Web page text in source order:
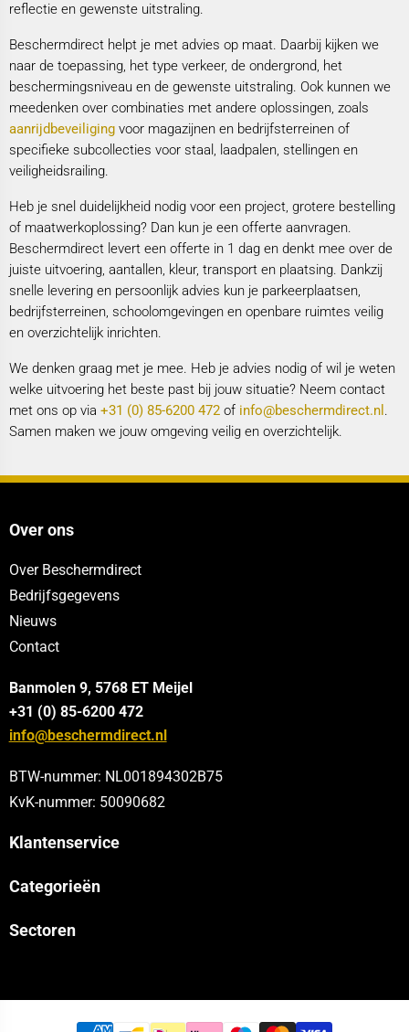
reflectie en gewenste uitstraling.
Beschermdirect helpt je met advies op maat. Daarbij kijken we
naar de toepassing, het type verkeer, de ondergrond, het
beschermingsniveau en de gewenste uitstraling. Ook kunnen we
meedenken over combinaties met andere oplossingen, zoals
aanrijdbeveiligingvoor magazijnen en bedrijfsterreinen of
specifieke subcollecties voor staal, laadpalen, stellingen en
veiligheidsrailing.
Heb je snel duidelijkheid nodig voor een project, grotere bestelling
of maatwerkoplossing? Dan kun je een offerte aanvragen.
Beschermdirect levert een offerte in 1 dag en denkt mee over de
juiste uitvoering, aantallen, kleur, transport en plaatsing. Dankzij
snelle levering en persoonlijk advies kun je parkeerplaatsen,
bedrijfsterreinen, schoolomgevingen en openbare ruimtes veilig
en overzichtelijk inrichten.
We denken graag met je mee. Heb je advies nodig of wil je weten
welke uitvoering het beste past bij jouw situatie? Neem contact
met ons op via +31 (0) 85-6200 472of info@beschermdirect.nl .
Samen maken we jouw omgeving veilig en overzichtelijk.
Over ons
Over Beschermdirect
Bedrijfsgegevens
Nieuws
Contact
Banmolen 9, 5768 ET Meijel
+31 (0) 85-6200 472
info@beschermdirect.nl
BTW-nummer: NL001894302B75
KvK-nummer: 50090682
Klantenservice
Categorieën
Sectoren